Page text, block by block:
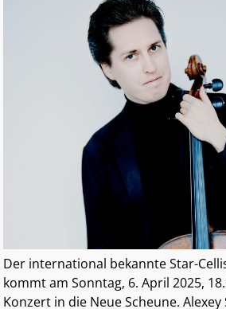
Der international bekannte Star-
kommt am Sonntag, 6. April 2025,
Konzert in die Neue Scheune.